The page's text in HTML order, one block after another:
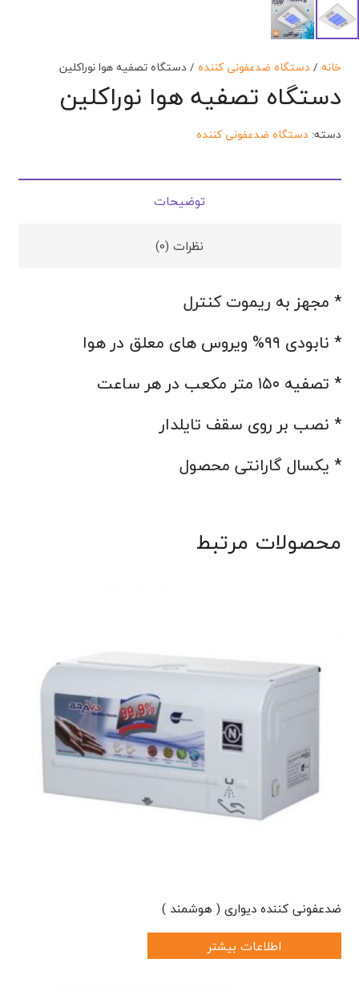
خانه /دستگاه ضدعفونی کننده / دستگاه تصفیه هوا نوراکلین
دستگاه تصفیه هوا نوراکلین
دسته:دستگاه ضدعفونی کننده
توضیحات
نظرات (0)
* مجهز به ریموت کنترل
* نابودی ۹۹% ویروس های معلق در هوا
* تصفیه ۱۵۰ متر مکعب در هر ساعت
* نصب بر روی سقف تایلدار
* یکسال گارانتی محصول
محصولات مرتبط
ضدعفونی کننده دیواری ( هوشمند )
اطلاعات بیشتر